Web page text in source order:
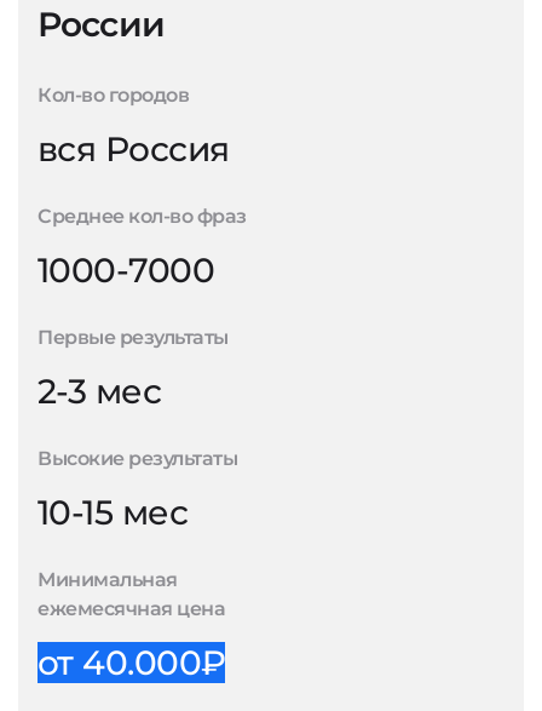
России
Кол-во городов
вся Россия
Среднее кол-во фраз
1000-7000
Первые результаты
2-3 мес
Высокие результаты
10-15 мес
Минимальная
ежемесячная цена
от 40.000₽